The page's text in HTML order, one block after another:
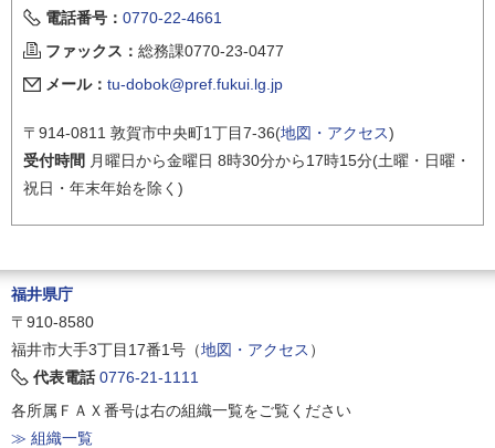
電話番号： 0770-22-4661
ファックス： 総務課0770-23-0477
メール： tu-dobok@pref.fukui.lg.jp
〒914-0811 敦賀市中央町1丁目7-36(地図・アクセス)
受付時間 月曜日から金曜日 8時30分から17時15分(土曜・日曜・
祝日・年末年始を除く)
福井県庁
〒910-8580
福井市大手3丁目17番1号（地図・アクセス ）
代表電話 0776-21-1111
各所属ＦＡＸ番号は右の組織一覧をご覧ください
≫ 組織一覧